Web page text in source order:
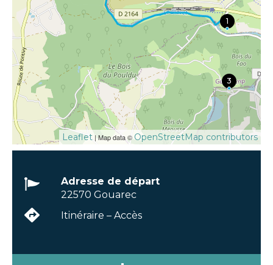
1
3
Leaflet | Map data © OpenStreetMap contributors
Adresse de départ
22570 Gouarec
Itinéraire – Accès